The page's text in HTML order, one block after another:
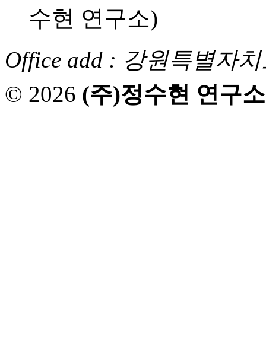
수현 연구소)
Office add : 강원특별자
© 2026 (주)정수현 연구소